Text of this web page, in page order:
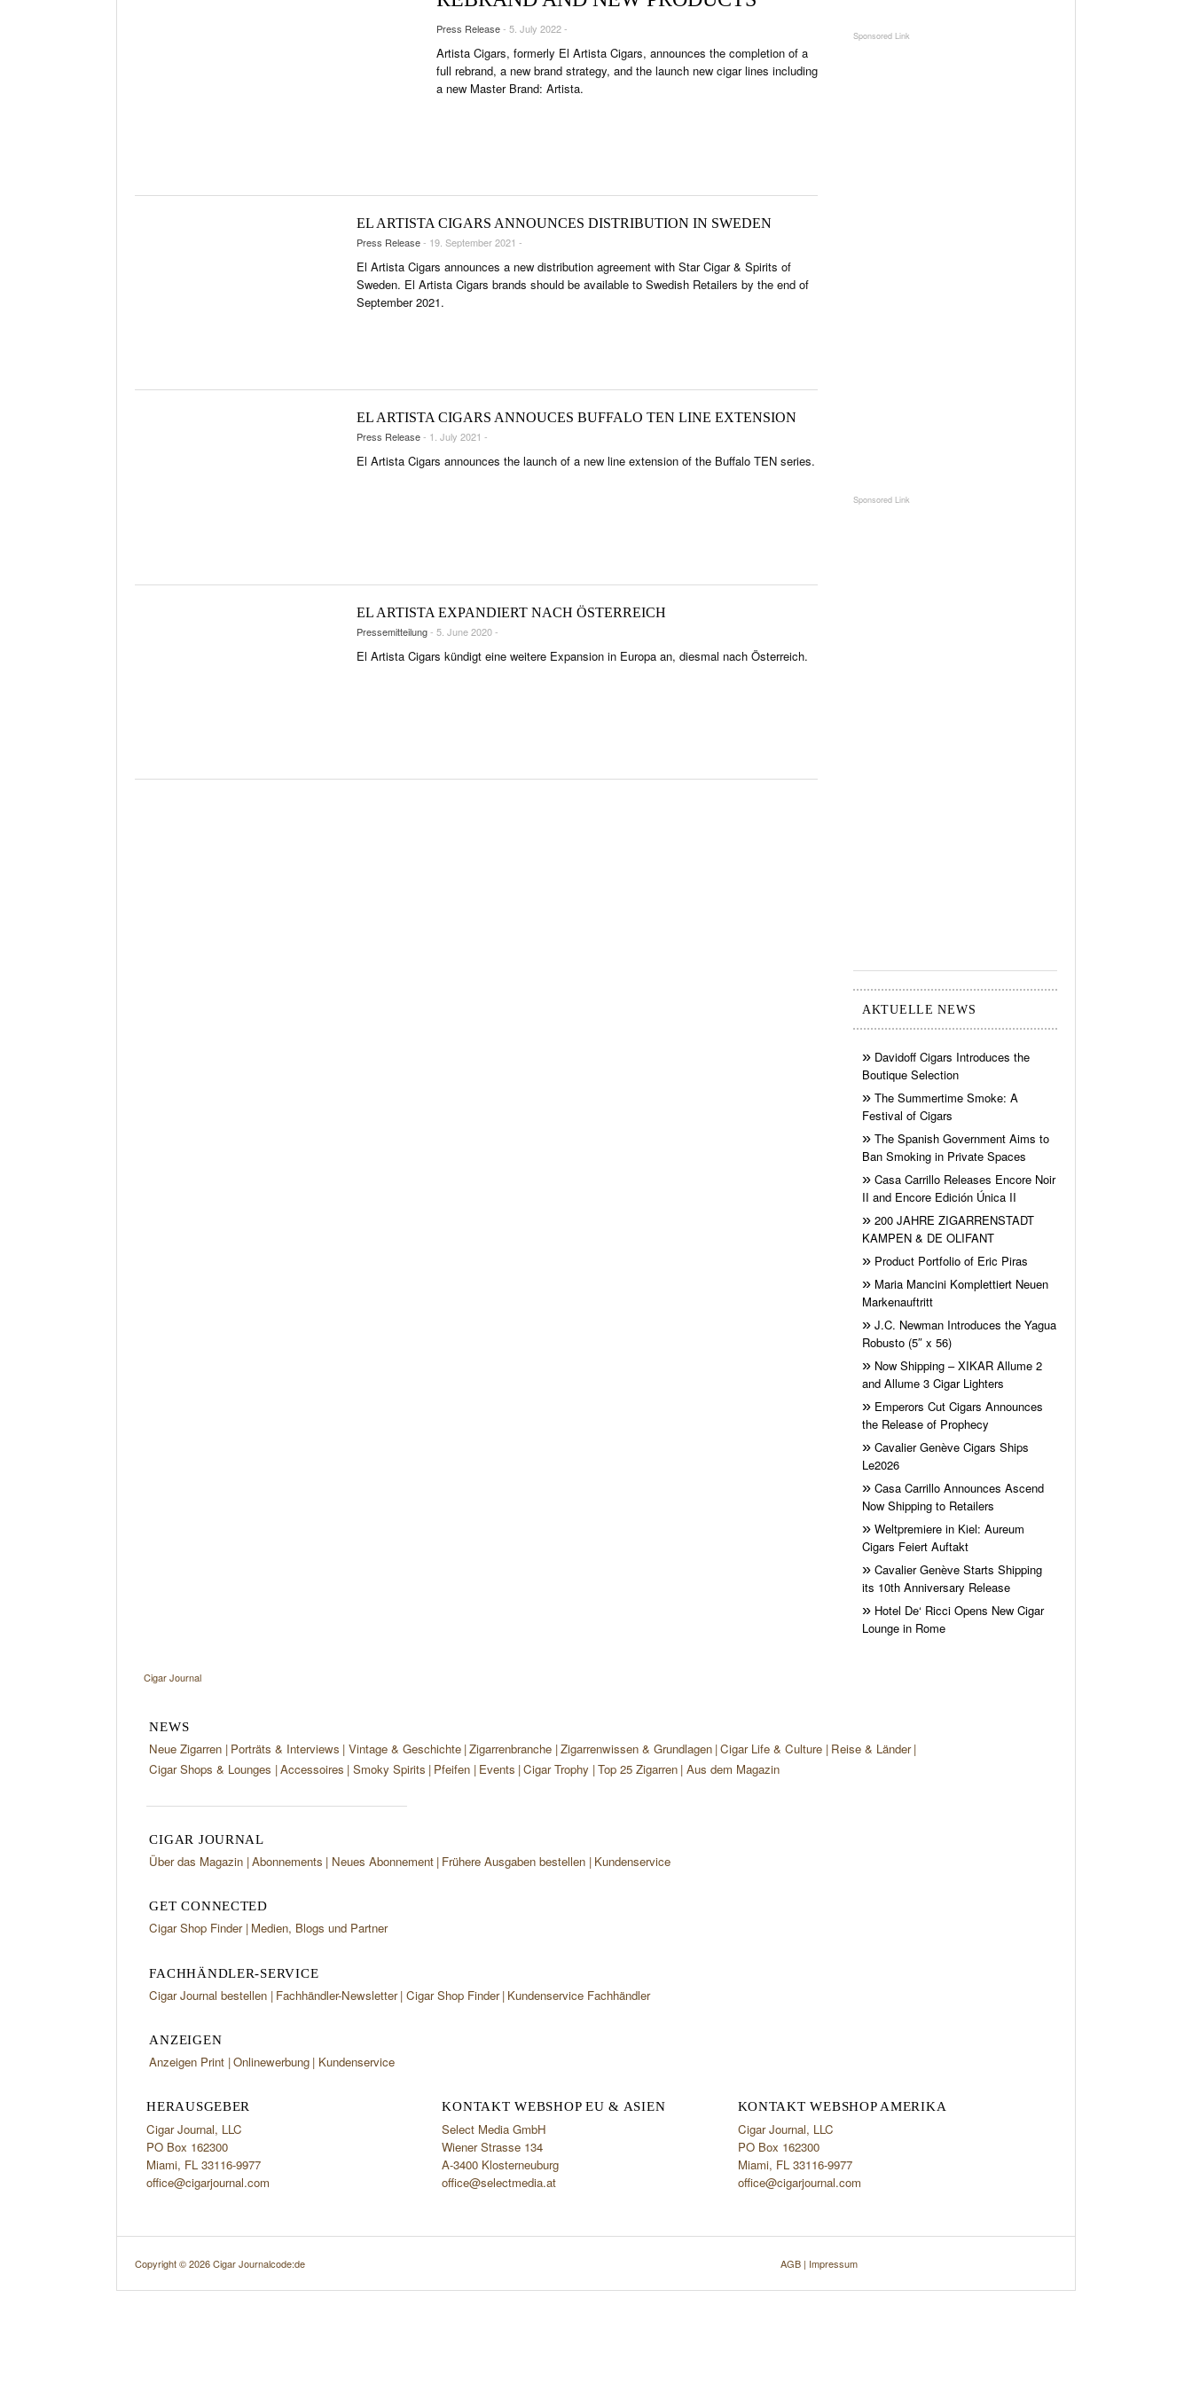
PORTRÄTS & INTERVIEWS
CIGAR LIFE & CULTURE
REISE & LÄNDER
Press Release- 5. July 2022 -
Artista Cigars, formerly El Artista Cigars, announces the completion of a
full rebrand, a new brand strategy, and the launch new cigar lines including
a new Master Brand: Artista.
EL ARTISTA CIGARS ANNOUNCES DISTRIBUTION IN SWEDEN
Press Release- 19. September 2021 -
El Artista Cigars announces a new distribution agreement with Star Cigar & Spirits of
Sweden. El Artista Cigars brands should be available to Swedish Retailers by the end of
September 2021.
EL ARTISTA CIGARS ANNOUCES BUFFALO TEN LINE EXTENSION
Press Release- 1. July 2021 -
El Artista Cigars announces the launch of a new line extension of the Buffalo TEN series.
EL ARTISTA EXPANDIERT NACH ÖSTERREICH
Pressemitteilung- 5. June 2020 -
El Artista Cigars kündigt eine weitere Expansion in Europa an, diesmal nach Österreich.
AKTUELLE NEWS
Davidoff Cigars Introduces the
Boutique Selection
The Summertime Smoke: A
Festival of Cigars
The Spanish Government Aims to
Ban Smoking in Private Spaces
Casa Carrillo Releases Encore Noir
II and Encore Edición Única II
200 JAHRE ZIGARRENSTADT
KAMPEN & DE OLIFANT
Product Portfolio of Eric Piras
Maria Mancini Komplettiert Neuen
Markenauftritt
J.C. Newman Introduces the Yagua
Robusto (5″ x 56)
Now Shipping – XIKAR Allume 2
and Allume 3 Cigar Lighters
Emperors Cut Cigars Announces
the Release of Prophecy
Cavalier Genève Cigars Ships
Le2026
Casa Carrillo Announces Ascend
Now Shipping to Retailers
Weltpremiere in Kiel: Aureum
Cigars Feiert Auftakt
Cavalier Genève Starts Shipping
its 10th Anniversary Release
Hotel De‘ Ricci Opens New Cigar
Lounge in Rome
Cigar Journal
NEWS
Neue Zigarren Porträts & Interviews Vintage & Geschichte Zigarrenbranche Zigarrenwissen & Grundlagen Cigar Life & Culture Reise & Länder
Cigar Shops & Lounges Accessoires Smoky Spirits Pfeifen Events Cigar Trophy Top 25 Zigarren Aus dem Magazin
CIGAR JOURNAL
Über das Magazin Abonnements Neues Abonnement Frühere Ausgaben bestellen Kundenservice
GET CONNECTED
Cigar Shop Finder Medien, Blogs und Partner
FACHHÄNDLER-SERVICE
Cigar Journal bestellen Fachhändler-Newsletter Cigar Shop Finder Kundenservice Fachhändler
ANZEIGEN
Anzeigen Print Onlinewerbung Kundenservice
HERAUSGEBER
Cigar Journal, LLC
PO Box 162300
Miami, FL 33116-9977
office@cigarjournal.com
KONTAKT WEBSHOP EU & ASIEN
Select Media GmbH
Wiener Strasse 134
A-3400 Klosterneuburg
office@selectmedia.at
KONTAKT WEBSHOP AMERIKA
Cigar Journal, LLC
PO Box 162300
Miami, FL 33116-9977
office@cigarjournal.com
Copyright © 2026 Cigar Journalcode:de AGB | Impressum